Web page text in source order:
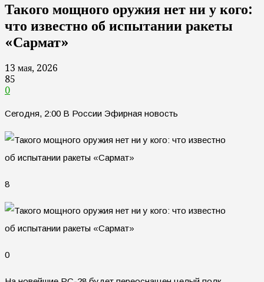
Такого мощного оружия нет ни у кого:
что известно об испытании ракеты
«Сармат»
13 мая, 2026
85
0
Сегодня, 2:00 В России Эфирная новость
8
0